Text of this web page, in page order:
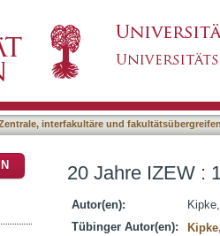
interfakultäre und
20 Jahre IZEW :
Autor(en):
Tübinger Autor(en):